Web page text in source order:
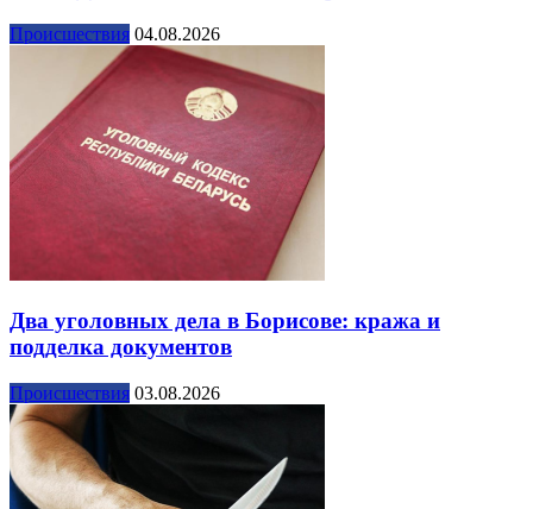
Происшествия 04.08.2026
Два уголовных дела в Борисове: кража и
подделка документов
Происшествия 03.08.2026